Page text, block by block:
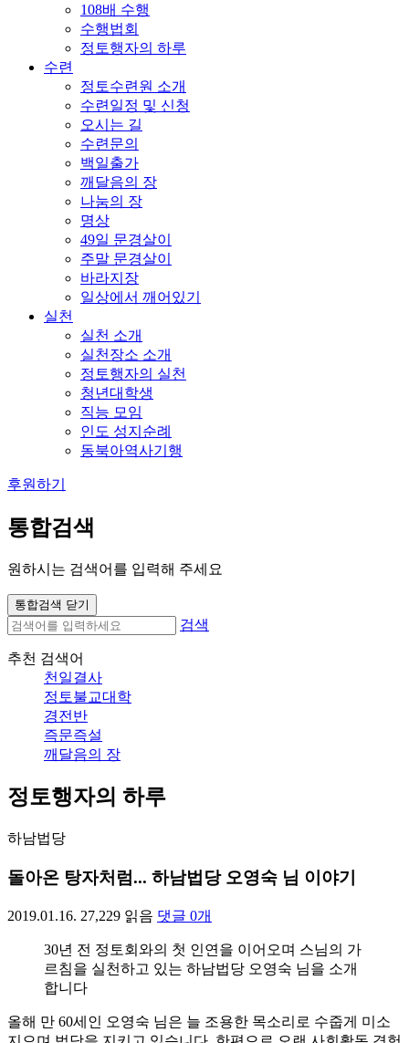
108배 수행
수행법회
정토행자의 하루
수련
정토수련원 소개
수련일정 및 신청
오시는 길
수련문의
백일출가
깨달음의 장
나눔의 장
명상
49일 문경살이
주말 문경살이
바라지장
일상에서 깨어있기
실천
실천 소개
실천장소 소개
정토행자의 실천
청년대학생
직능 모임
인도 성지순례
동북아역사기행
후원하기
통합검색
원하시는 검색어를 입력해 주세요
통합검색 닫기
검색
추천 검색어
천일결사
정토불교대학
경전반
즉문즉설
깨달음의 장
정토행자의 하루
하남법당
돌아온 탕자처럼... 하남법당 오영숙 님 이야기
2019.01.16. 27,229 읽음 댓글 0개
30년 전 정토회와의 첫 인연을 이어오며 스님의 가
르침을 실천하고 있는 하남법당 오영숙 님을 소개
합니다
올해 만 60세인 오영숙 님은 늘 조용한 목소리로 수줍게 미소